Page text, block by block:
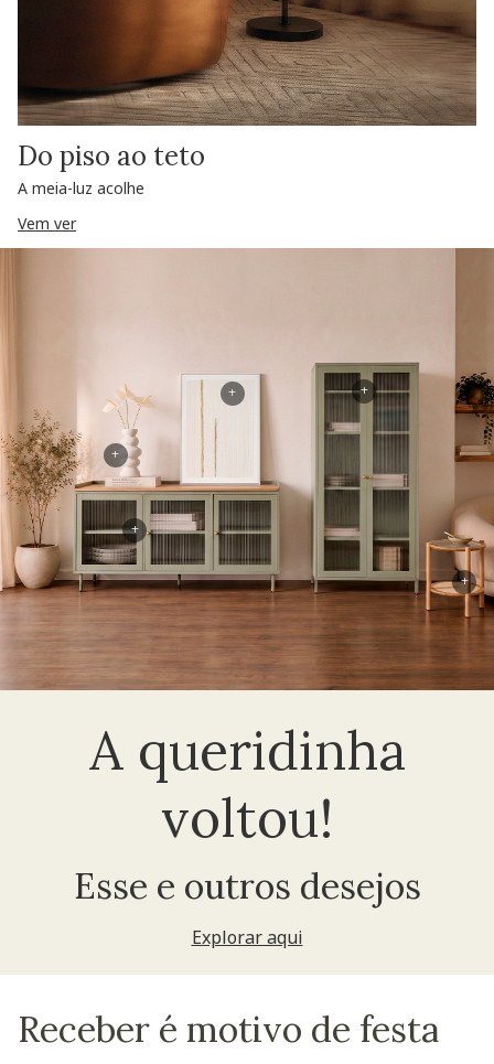
Do piso ao teto
A meia-luz acolhe
Vem ver
A queridinha
voltou!
Esse e outros desejos
Explorar aqui
+
+
+
+
+
Receber é motivo de festa